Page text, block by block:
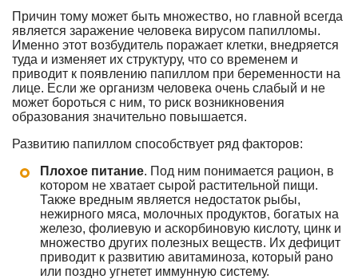
Причин тому может быть множество, но главной всегда
является заражение человека вирусом папилломы.
Именно этот возбудитель поражает клетки, внедряется
туда и изменяет их структуру, что со временем и
приводит к появлению папиллом при беременности на
лице. Если же организм человека очень слабый и не
может бороться с ним, то риск возникновения
образования значительно повышается.
Развитию папиллом способствует ряд факторов:
Плохое питание. Под ним понимается рацион, в
котором не хватает сырой растительной пищи.
Также вредным является недостаток рыбы,
нежирного мяса, молочных продуктов, богатых на
железо, фолиевую и аскорбиновую кислоту, цинк и
множество других полезных веществ. Их дефицит
приводит к развитию авитаминоза, который рано
или поздно угнетет иммунную систему.